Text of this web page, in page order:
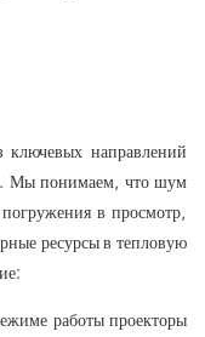
ключевых направлений
Мы понимаем, что шум
в просмотр,
ресурсы в тепловую
работы проекторы